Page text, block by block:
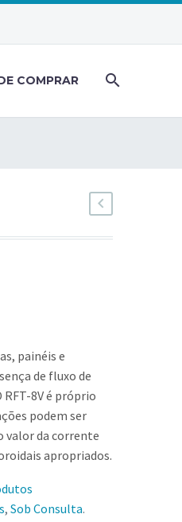
COMPRAR
painéis e
de fluxo de
8V é próprio
podem ser
valor da corrente
apropriados.
,Sob Consulta.